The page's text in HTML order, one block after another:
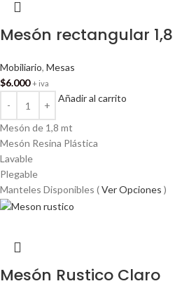
Mesón rectangular
Mobiliario, Mesas
$6.000 + iva
Añadir al carrito
Mesón de 1,8 mt
Mesón Resina Plástica
Lavable
Plegable
Manteles Disponibles (Ver Opciones )
Mesón Rustico Claro